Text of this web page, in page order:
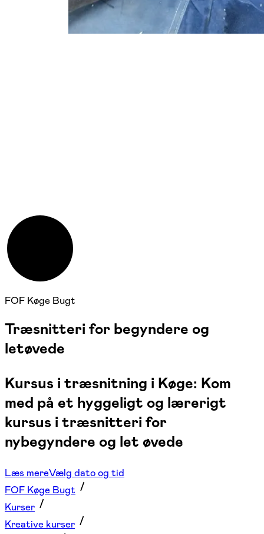
NYHED
FOF Køge Bugt
Træsnitteri for begyndere og
letøvede
Kursus i træsnitning i Køge: Kom
med på et hyggeligt og lærerigt
kursus i træsnitteri for
nybegyndere og let øvede
Læs mereVælg dato og tid
FOF Køge Bugt
Kurser
Kreative kurser